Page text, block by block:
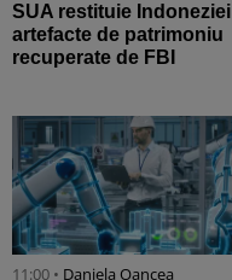
SUA restituie Indoneziei
artefacte de patrimoniu
recuperate de FBI
11:00 • Daniela Oancea